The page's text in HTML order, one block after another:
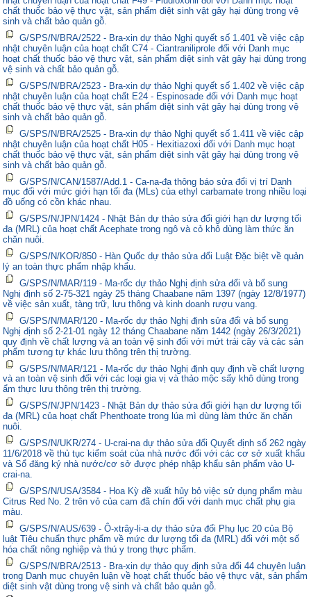
chất thuốc bảo vệ thực vật, sản phẩm diệt sinh vật gây hại dùng trong vệ
sinh và chất bảo quản gỗ.
G/SPS/N/BRA/2522 - Bra-xin dự thảo Nghị quyết số 1.401 về việc cập
nhật chuyên luận của hoạt chất C74 - Ciantraniliprole đối với Danh mục
hoạt chất thuốc bảo vệ thực vật, sản phẩm diệt sinh vật gây hại dùng trong
vệ sinh và chất bảo quản gỗ.
G/SPS/N/BRA/2523 - Bra-xin dự thảo Nghị quyết số 1.402 về việc cập
nhật chuyên luận của hoạt chất E24 - Espinosade đối với Danh mục hoạt
chất thuốc bảo vệ thực vật, sản phẩm diệt sinh vật gây hại dùng trong vệ
sinh và chất bảo quản gỗ.
G/SPS/N/BRA/2525 - Bra-xin dự thảo Nghị quyết số 1.411 về việc cập
nhật chuyên luận của hoạt chất H05 - Hexitiazoxi đối với Danh mục hoạt
chất thuốc bảo vệ thực vật, sản phẩm diệt sinh vật gây hại dùng trong vệ
sinh và chất bảo quản gỗ.
G/SPS/N/CAN/1587/Add.1 - Ca-na-đa thông báo sửa đổi vị trí Danh
mục đối với mức giới hạn tối đa (MLs) của ethyl carbamate trong nhiều loại
đồ uống có cồn khác nhau.
G/SPS/N/JPN/1424 - Nhật Bản dự thảo sửa đổi giới hạn dư lượng tối
đa (MRL) của hoạt chất Acephate trong ngô và cỏ khô dùng làm thức ăn
chăn nuôi.
G/SPS/N/KOR/850 - Hàn Quốc dự thảo sửa đổi Luật Đặc biệt về quản
lý an toàn thực phẩm nhập khẩu.
G/SPS/N/MAR/119 - Ma-rốc dự thảo Nghị định sửa đổi và bổ sung
Nghị định số 2-75-321 ngày 25 tháng Chaabane năm 1397 (ngày 12/8/1977)
về việc sản xuất, tàng trữ, lưu thông và kinh doanh rượu vang.
G/SPS/N/MAR/120 - Ma-rốc dự thảo Nghị định sửa đổi và bổ sung
Nghị định số 2-21-01 ngày 12 tháng Chaabane năm 1442 (ngày 26/3/2021)
quy định về chất lượng và an toàn vệ sinh đối với mứt trái cây và các sản
phẩm tương tự khác lưu thông trên thị trường.
G/SPS/N/MAR/121 - Ma-rốc dự thảo Nghị định quy định về chất lượng
và an toàn vệ sinh đối với các loại gia vị và thảo mộc sấy khô dùng trong
ẩm thực lưu thông trên thị trường.
G/SPS/N/JPN/1423 - Nhật Bản dự thảo sửa đổi giới hạn dư lượng tối
đa (MRL) của hoạt chất Phenthoate trong lúa mì dùng làm thức ăn chăn
nuôi.
G/SPS/N/UKR/274 - U-crai-na dự thảo sửa đổi Quyết định số 262 ngày
11/6/2018 về thủ tục kiểm soát của nhà nước đối với các cơ sở xuất khẩu
và Sổ đăng ký nhà nước/cơ sở được phép nhập khẩu sản phẩm vào U-
crai-na.
G/SPS/N/USA/3584 - Hoa Kỳ đề xuất hủy bỏ việc sử dụng phẩm màu
Citrus Red No. 2 trên vỏ của cam đã chín đối với danh mục chất phụ gia
màu.
G/SPS/N/AUS/639 - Ô-xtrây-li-a dự thảo sửa đổi Phụ lục 20 của Bộ
luật Tiêu chuẩn thực phẩm về mức dư lượng tối đa (MRL) đối với một số
hóa chất nông nghiệp và thú y trong thực phẩm.
G/SPS/N/BRA/2513 - Bra-xin dự thảo quy định sửa đổi 44 chuyên luận
trong Danh mục chuyên luận về hoạt chất thuốc bảo vệ thực vật, sản phẩm
diệt sinh vật dùng trong vệ sinh và chất bảo quản gỗ.